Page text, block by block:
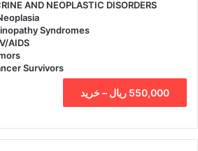
AND NEOPLASTIC DISORDERS
Syndromes
AIDS
Survivors
550,000 ریال – خرید